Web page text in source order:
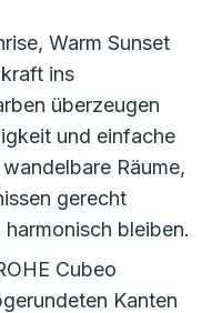
Warm Sunset
ins
überzeugen
und einfache
Räume,
gerecht
bleiben.
Cubeo
Kanten